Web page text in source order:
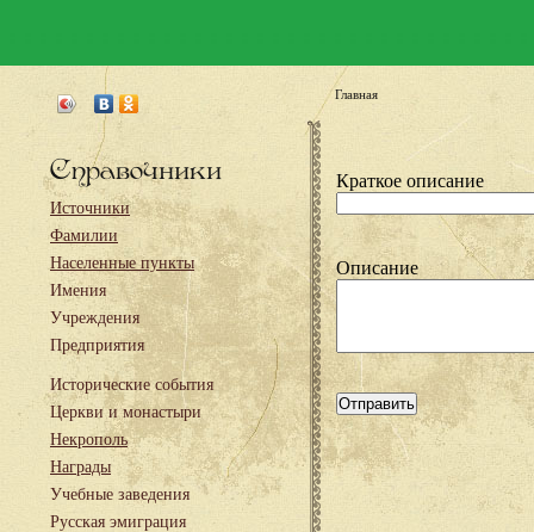
Справочники
Источники
Фамилии
Населенные пункты
Имения
Учреждения
Предприятия
Исторические события
Церкви и монастыри
Некрополь
Награды
Учебные заведения
Русская эмиграция
Главная
Краткое описание
Описание